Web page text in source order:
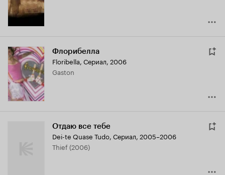
Флорибелла
Floribella, Сериал, 2006
Gaston
Отдаю все тебе
Dei-te Quase Tudo, Сериал, 2005–2006
Thief (2006)